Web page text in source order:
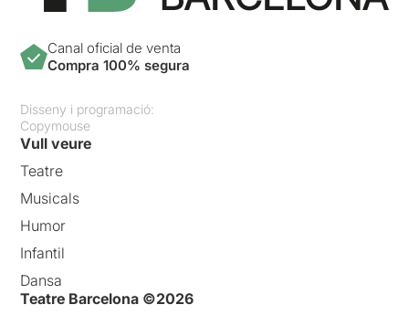
Canal oficial de venta
Compra 100% segura
Disseny i programació:
Copymouse
Vull veure
Teatre
Musicals
Humor
Infantil
Dansa
Teatre Barcelona ©2026